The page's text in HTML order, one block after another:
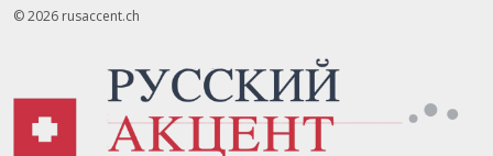
© 2026 rusaccent.ch